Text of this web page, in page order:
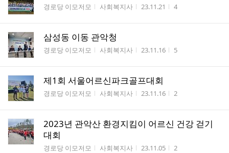
게시판명
경로당 이모저모 작성자
사회복지사 작성시간
23.11.21 조회수
4
삼성동 이동 관악청
게시판명
경로당 이모저모 작성자
사회복지사 작성시간
23.11.16 조회수
5
제1회 서울어르신파크골프대회
게시판명
경로당 이모저모 작성자
사회복지사 작성시간
23.11.16 조회수
2
2023년 관악산 환경지킴이 어르신 건강 걷기
대회
게시판명
경로당 이모저모 작성자
사회복지사 작성시간
23.11.05 조회수
2